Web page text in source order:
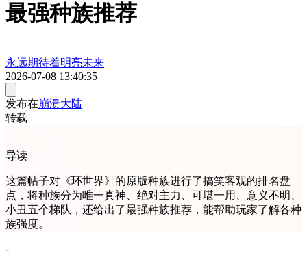
最强种族推荐
永远期待着明亮未来
2026-07-08 13:40:35
发布在崩溃大陆
转载
导读
这篇帖子对《环世界》的原版种族进行了搞笑客观的排名盘
点，将种族分为唯一真神、绝对主力、可堪一用、意义不明、
小丑五个梯队，还给出了最强种族推荐，能帮助玩家了解各种
族强度。
-